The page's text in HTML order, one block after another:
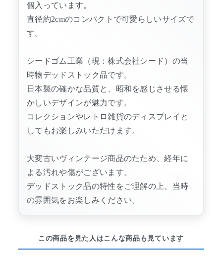
個入っています。
直径約2cmのコンパクトで可愛らしいサイズで
す。
シードゴム工業（現：株式会社シード）の当
時物デッドストック品です。
日本製の確かな品質と、昭和を感じさせる懐
かしいデザインが魅力です。
コレクションやレトロ雑貨のディスプレイと
してもお楽しみいただけます。
大変古いヴィンテージ商品のたため、経年に
よる汚れや傷がございます。
デッドストック品の特性をご理解の上、当時
の雰囲気をお楽しみください。
この商品を見た人はこんな商品も見ています